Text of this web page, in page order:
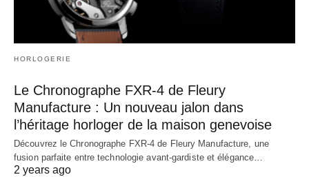
HORLOGERIE
Le Chronographe FXR-4 de Fleury
Manufacture : Un nouveau jalon dans
l’héritage horloger de la maison genevoise
Découvrez le Chronographe FXR-4 de Fleury Manufacture, une
fusion parfaite entre technologie avant-gardiste et élégance…
2 years ago